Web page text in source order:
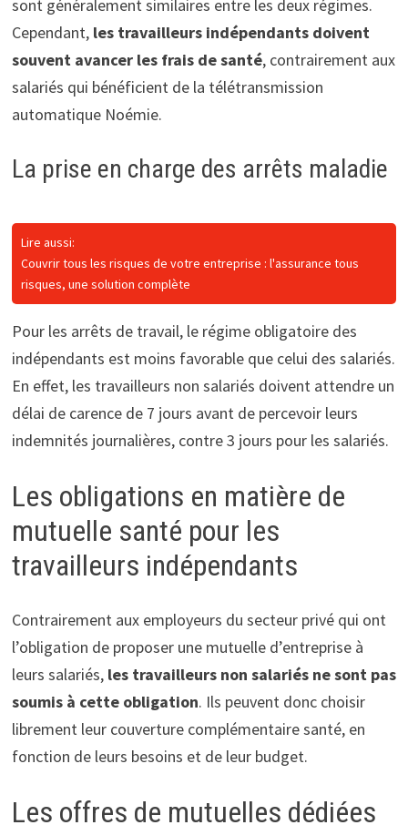
sont généralement similaires entre les deux régimes.
Cependant, les travailleurs indépendants doivent
souvent avancer les frais de santé, contrairement aux
salariés qui bénéficient de la télétransmission
automatique Noémie.
La prise en charge des arrêts maladie
Lire aussi:
Couvrir tous les risques de votre entreprise : l'assurance tous
risques, une solution complète
Pour les arrêts de travail, le régime obligatoire des
indépendants est moins favorable que celui des salariés.
En effet, les travailleurs non salariés doivent attendre un
délai de carence de 7 jours avant de percevoir leurs
indemnités journalières, contre 3 jours pour les salariés.
Les obligations en matière de
mutuelle santé pour les
travailleurs indépendants
Contrairement aux employeurs du secteur privé qui ont
l’obligation de proposer une mutuelle d’entreprise à
leurs salariés, les travailleurs non salariés ne sont pas
soumis à cette obligation. Ils peuvent donc choisir
librement leur couverture complémentaire santé, en
fonction de leurs besoins et de leur budget.
Les offres de mutuelles dédiées